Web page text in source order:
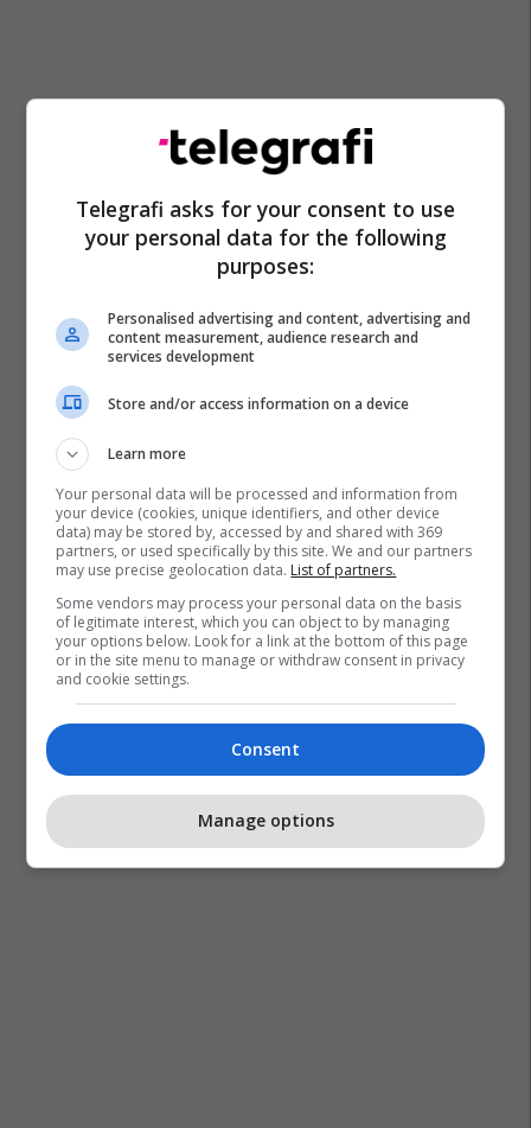
Telegrafi asks for your consent to use
your personal data for the following
purposes:
Personalised advertising and content, advertising and
content measurement, audience research and
services development
Store and/or access information on a device
Learn more
Your personal data will be processed and information from
your device (cookies, unique identifiers, and other device
data) may be stored by, accessed by and shared with 369
partners, or used specifically by this site. We and our partners
may use precise geolocation data. List of partners.
Some vendors may process your personal data on the basis
of legitimate interest, which you can object to by managing
your options below. Look for a link at the bottom of this page
or in the site menu to manage or withdraw consent in privacy
and cookie settings.
Consent
Manage options